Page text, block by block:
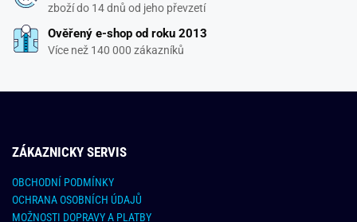
zboží do 14 dnů od jeho převzetí
Ověřený e-shop od roku 2013
Více než 140 000 zákazníků
ZÁKAZNICKY SERVIS
OBCHODNÍ PODMÍNKY
OCHRANA OSOBNÍCH ÚDAJŮ
MOŽNOSTI DOPRAVY A PLATBY